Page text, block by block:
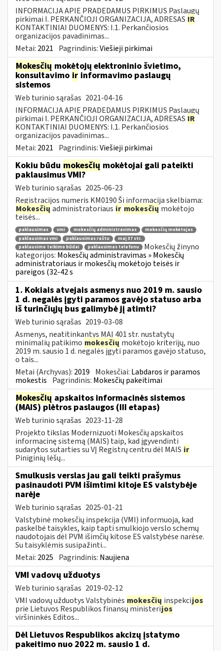
INFORMACIJA APIE PRADEDAMUS PIRKIMUS Paslaugų
pirkimai I. PERKANČIOJI ORGANIZACIJA, ADRESAS IR
KONTAKTINIAI DUOMENYS: I.1. Perkančiosios
organizacijos pavadinimas...
Metai: 2021 Pagrindinis:Viešieji pirkimai
Mokesčių mokėtojų elektroninio švietimo,
konsultavimo ir informavimo paslaugų
sistemos
Web turinio sąrašas 2021-04-16
INFORMACIJA APIE PRADEDAMUS PIRKIMUS Paslaugų
pirkimai I. PERKANČIOJI ORGANIZACIJA, ADRESAS IR
KONTAKTINIAI DUOMENYS: I.1. Perkančiosios
organizacijos pavadinimas...
Metai: 2021 Pagrindinis:Viešieji pirkimai
Kokiu būdu mokesčių mokėtojai gali pateikti
paklausimus VMI?
Web turinio sąrašas 2025-06-23
Registracijos numeris KM0190 Ši informacija skelbiama:
Mokesčių administratoriaus ir mokesčių mokėtojo
teisės...
paklausimas vmi mokesčių administravimas
mokesčių mokėtojas
paklausimas vmi
paklausimas raštu
maį 37 str.
paklausimo teikimo būdai
paklausimas telefonu
Mokesčių žinyno
kategorijos: Mokesčių administravimas » Mokesčių
administratoriaus ir mokesčių mokėtojo teisės ir
pareigos (32-42 s
1. Kokiais atvejais asmenys nuo 2019 m. sausio
1 d. negalės įgyti paramos gavėjo statuso arba
iš turinčiųjų bus galimybė jį atimti?
Web turinio sąrašas 2019-03-08
Asmenys, neatitinkantys MAĮ 401 str. nustatytų
minimalių patikimo mokesčių mokėtojo kriterijų, nuo
2019 m. sausio 1 d. negalės įgyti paramos gavėjo statuso,
o tais...
Metai (Archyvas): 2019 Mokesčiai: Labdaros ir paramos
mokestis Pagrindinis: Mokesčių pakeitimai
Mokesčių apskaitos informacinės sistemos
(MAIS) plėtros paslaugos (III etapas)
Web turinio sąrašas 2023-11-28
Projekto tikslas Modernizuoti Mokesčių apskaitos
informacinę sistemą (MAIS) taip, kad įgyvendinti
sudarytos sutarties su VĮ Registrų centru dėl MAIS ir
Piniginių lėšų...
Smulkusis verslas jau gali teikti prašymus
pasinaudoti PVM išimtimi kitoje ES valstybėje
narėje
Web turinio sąrašas 2025-01-21
Valstybinė mokesčių inspekcija (VMI) informuoja, kad
paskelbė taisykles, kaip tapti smulkiojo verslo schemų
naudotojais dėl PVM išimčių kitose ES valstybėse narėse.
Su taisyklėmis susipažinti...
Metai: 2025 Pagrindinis: Naujiena
VMI vadovų užduotys
Web turinio sąrašas 2019-02-12
VMI vadovų užduotys Valstybinės mokesčių inspekcijos
prie Lietuvos Respublikos finansų ministerijos
viršininkės Editos...
Dėl Lietuvos Respublikos akcizų įstatymo
pakeitimo nuo 2022 m. sausio 1 d.